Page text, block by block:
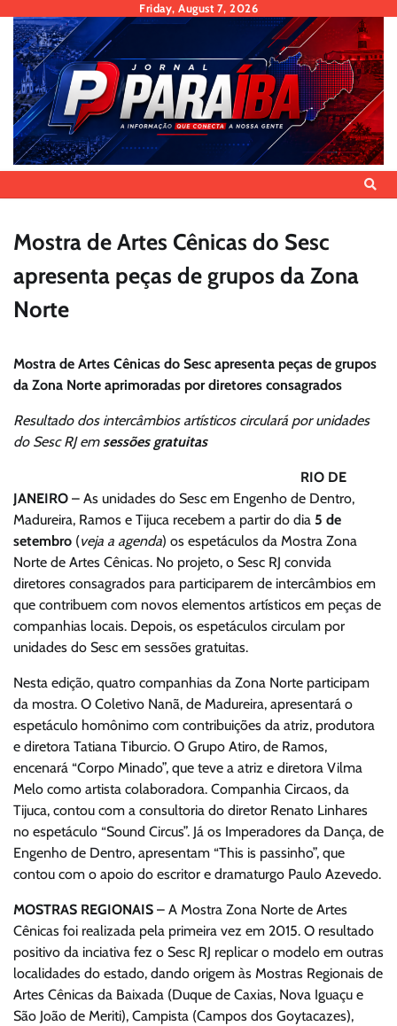
content
Friday, August 7, 2026
Mostra de Artes Cênicas do Sesc
apresenta peças de grupos da Zona
Norte
Mostra de Artes Cênicas do Sesc apresenta peças de grupos
da Zona Norte aprimoradas por diretores consagrados
Resultado dos intercâmbios artísticos circulará por unidades
do Sesc RJ emsessões gratuitas
RIO DE
JANEIRO – As unidades do Sesc em Engenho de Dentro,
Madureira, Ramos e Tijuca recebem a partir do dia 5 de
setembro (veja a agenda) os espetáculos da Mostra Zona
Norte de Artes Cênicas. No projeto, o Sesc RJ convida
diretores consagrados para participarem de intercâmbios em
que contribuem com novos elementos artísticos em peças de
companhias locais. Depois, os espetáculos circulam por
unidades do Sesc em sessões gratuitas.
Nesta edição, quatro companhias da Zona Norte participam
da mostra. O Coletivo Nanã, de Madureira, apresentará o
espetáculo homônimo com contribuições da atriz, produtora
e diretora Tatiana Tiburcio. O Grupo Atiro, de Ramos,
encenará “Corpo Minado”, que teve a atriz e diretora Vilma
Melo como artista colaboradora. Companhia Circaos, da
Tijuca, contou com a consultoria do diretor Renato Linhares
no espetáculo “Sound Circus”. Já os Imperadores da Dança, de
Engenho de Dentro, apresentam “This is passinho”, que
contou com o apoio do escritor e dramaturgo Paulo Azevedo.
MOSTRAS REGIONAIS – A Mostra Zona Norte de Artes
Cênicas foi realizada pela primeira vez em 2015. O resultado
positivo da inciativa fez o Sesc RJ replicar o modelo em outras
localidades do estado, dando origem às Mostras Regionais de
Artes Cênicas da Baixada (Duque de Caxias, Nova Iguaçu e
São João de Meriti), Campista (Campos dos Goytacazes),